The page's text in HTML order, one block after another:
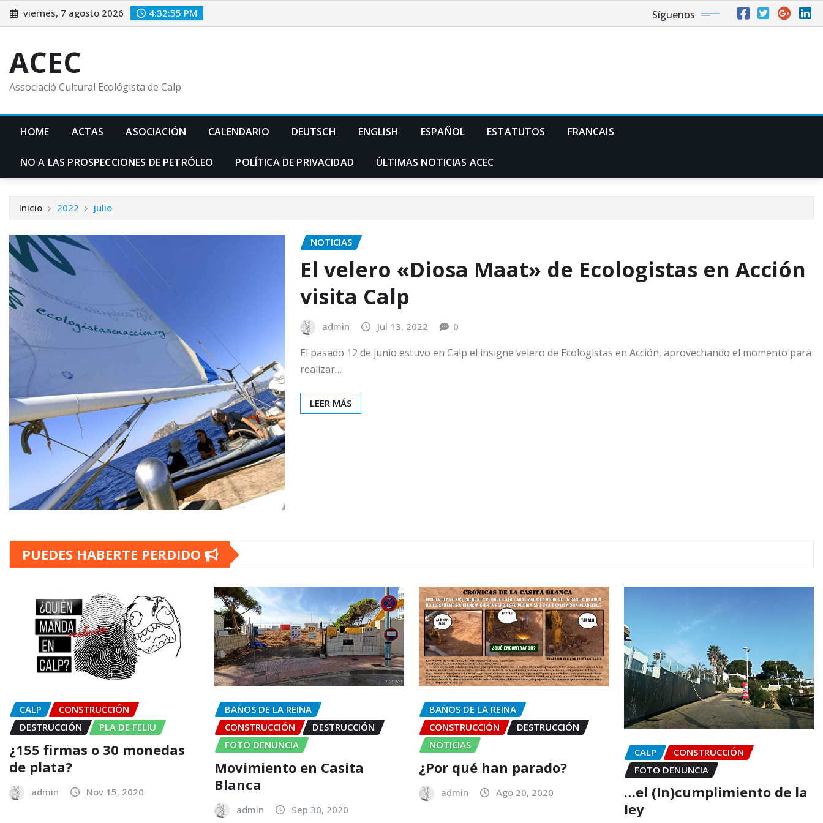
Saltar
al
viernes, 7 agosto 2026 4:32:56 PM Síguenos
ACEC
Associació Cultural Ecológista de Calp
HOME ACTAS ASOCIACIÓN CALENDARIO DEUTSCH ENGLISH ESPAÑOL ESTATUTOS FRANCAIS
NO A LAS PROSPECCIONES DE PETRÓLEO POLÍTICA DE PRIVACIDAD ÚLTIMAS NOTICIAS ACEC
Inicio 2022 julio
NOTICIAS
El velero «Diosa Maat» de Ecologistas en Acción
visita Calp
admin Jul 13, 2022 0
El pasado 12 de junio estuvo en Calp el insigne velero de Ecologistas en Acción, aprovechando el momento para
realizar…
LEER MÁS
PUEDES HABERTE PERDIDO
CALP
CONSTRUCCIÓN
DESTRUCCIÓN
PLA DE FELIU
¿155 firmas o 30 monedas
de plata?
admin Nov 15, 2020
BAÑOS DE LA REINA
CONSTRUCCIÓN
DESTRUCCIÓN
FOTO DENUNCIA
Movimiento en Casita
Blanca
admin Sep 30, 2020
BAÑOS DE LA REINA
CONSTRUCCIÓN
DESTRUCCIÓN
NOTICIAS
¿Por qué han parado?
admin Ago 20, 2020
CALP
CONSTRUCCIÓN
FOTO DENUNCIA
…el (In)cumplimiento de la
ley